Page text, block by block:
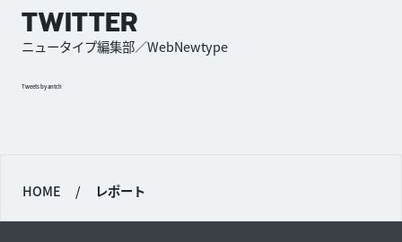
TWITTER
ニュータイプ編集部／WebNewtype
Tweets by antch
HOME / レポート